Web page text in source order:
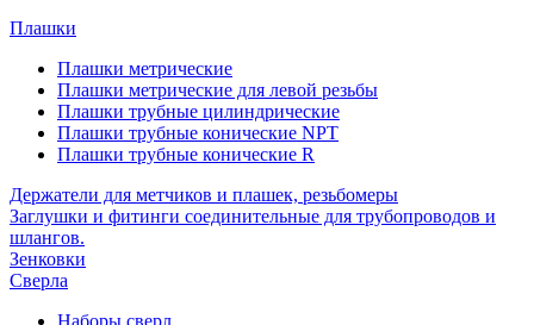
Плашки
Плашки метрические
Плашки метрические для левой резьбы
Плашки трубные цилиндрические
Плашки трубные конические NPT
Плашки трубные конические R
Держатели для метчиков и плашек, резьбомеры
Заглушки и фитинги соединительные для трубопроводов и
шлангов.
Зенковки
Сверла